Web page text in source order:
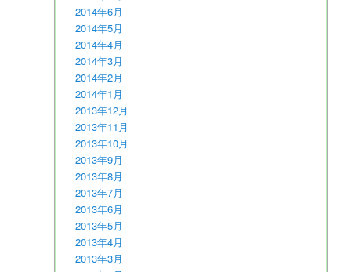
2014年6月
2014年5月
2014年4月
2014年3月
2014年2月
2014年1月
2013年12月
2013年11月
2013年10月
2013年9月
2013年8月
2013年7月
2013年6月
2013年5月
2013年4月
2013年3月